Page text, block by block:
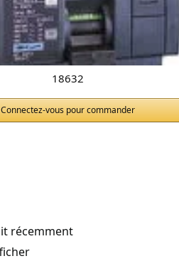
18632
Connectez-vous pour commander
récemment